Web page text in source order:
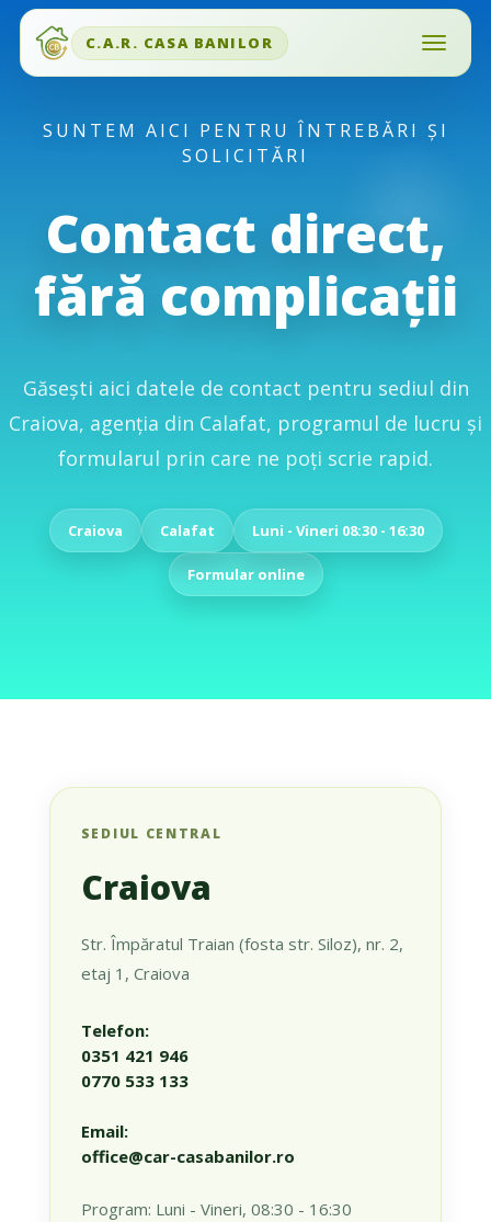
C.A.R. CASA BANILOR
SUNTEM AICI PENTRU ÎNTREBĂRI ȘI
SOLICITĂRI
Contact direct,
fără complicații
Găsești aici datele de contact pentru sediul din
Craiova, agenția din Calafat, programul de lucru și
formularul prin care ne poți scrie rapid.
Craiova Calafat Luni - Vineri 08:30 - 16:30
Formular online
SEDIUL CENTRAL
Craiova
Str. Împăratul Traian (fosta str. Siloz), nr. 2,
etaj 1, Craiova
Telefon:
0351 421 946
0770 533 133
Email:
office@car-casabanilor.ro
Program: Luni - Vineri, 08:30 - 16:30